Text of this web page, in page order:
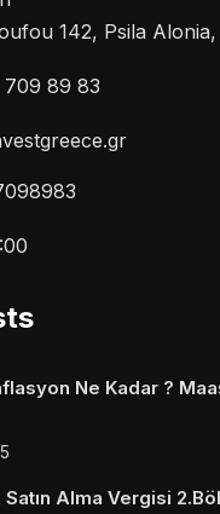
142, Psila
89 83
Ne Kadar ?
Alma Vergisi